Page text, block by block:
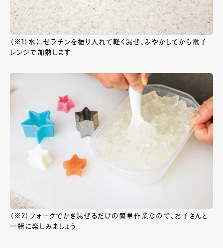
（※1）水にゼラチンを振り入れて軽く混ぜ、ふやかしてから電子
レンジで加熱します
（※2）フォークでかき混ぜるだけの簡単作業なので、お子さんと
一緒に楽しみましょう